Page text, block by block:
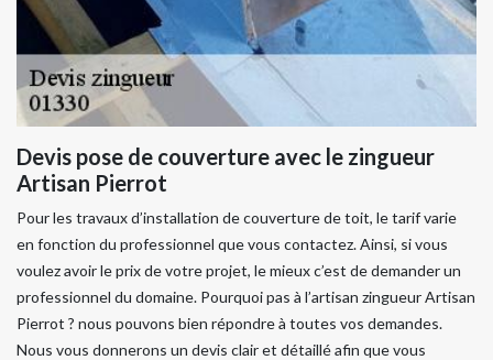
Devis pose de couverture avec le zingueur
Artisan Pierrot
Pour les travaux d’installation de couverture de toit, le tarif varie
en fonction du professionnel que vous contactez. Ainsi, si vous
voulez avoir le prix de votre projet, le mieux c’est de demander un
professionnel du domaine. Pourquoi pas à l’artisan zingueur Artisan
Pierrot ? nous pouvons bien répondre à toutes vos demandes.
Nous vous donnerons un devis clair et détaillé afin que vous